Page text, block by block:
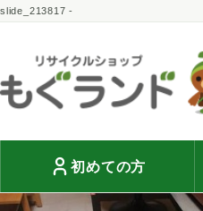
slide_213817 -
初めての方